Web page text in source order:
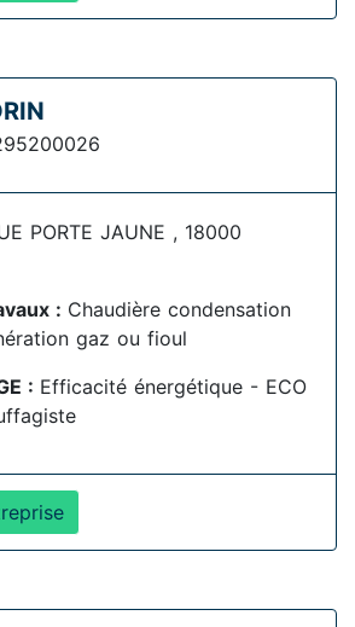
PORTE JAUNE , 18000
: Chaudière condensation
gaz ou fioul
: Efficacité énergétique - ECO